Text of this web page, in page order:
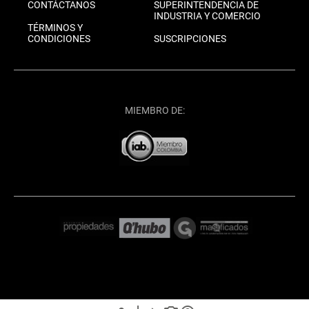
CONTÁCTANOS
TÉRMINOS Y
CONDICIONES
SUPERINTENDENCIA DE
INDUSTRIA Y COMERCIO
SUSCRIPCIONES
MIEMBRO DE: